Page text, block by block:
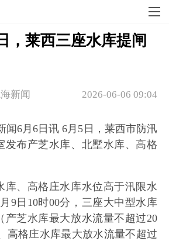
，莱西三座水库提闸
2026-06-06 09:04
新闻
闻6月6日讯 6月5日，莱西市防汛
发布产芝水库、北墅水库、高格
库、高格庄水库水位高于汛限水
9日10时00分，三座大中型水库
产芝水库最大放水流量不超过20
高格庄水库最大放水流量不超过